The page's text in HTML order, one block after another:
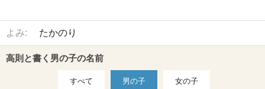
よみ: たかのり
高則と書く男の子の名前
すべて 男の子 女の子